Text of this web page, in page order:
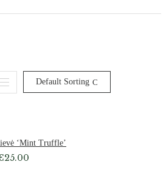
Default Sorting
‘Mint Truffle’
25.00